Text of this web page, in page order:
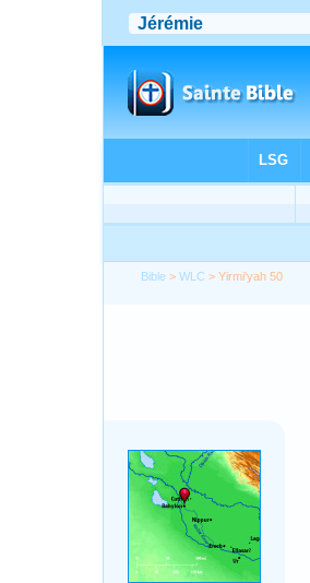
Bible >WLC > Yirmi'yah 50